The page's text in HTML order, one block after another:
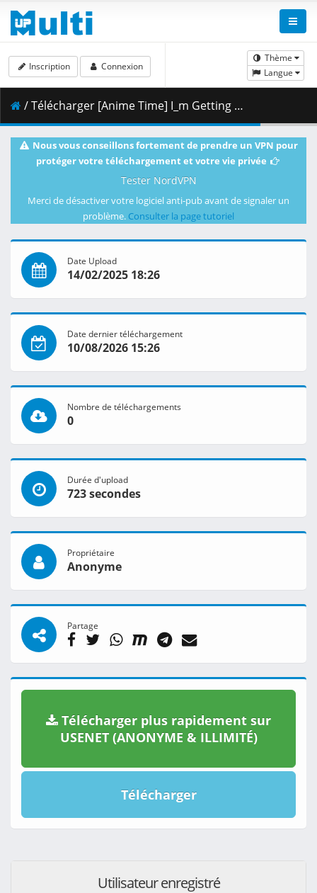
Thème
Langue
Inscription Connexion
/ Télécharger [Anime Time] I_m Getting Married to a Girl I Hate in My Class - 07 [720p CR WEB-DL AVC AAC].mkv.001 ( 351.64 MB )
Nous vous conseillons fortement de prendre un VPN pour
protéger votre téléchargement et votre vie privée
Tester NordVPN
Merci de désactiver votre logiciel anti-pub avant de signaler un
problème. Consulter la page tutoriel
Date Upload
14/02/2025 18:26
Date dernier téléchargement
10/08/2026 15:26
Nombre de téléchargements
0
Durée d'upload
723 secondes
Propriétaire
Anonyme
Partage
Télécharger plus rapidement sur
USENET (ANONYME & ILLIMITÉ)
Télécharger
Utilisateur enregistré